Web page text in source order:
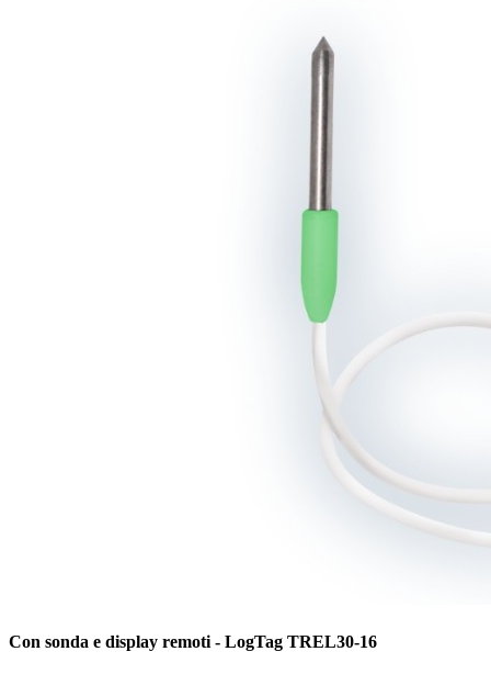
Con sonda e display remoti - LogTag TREL30-16